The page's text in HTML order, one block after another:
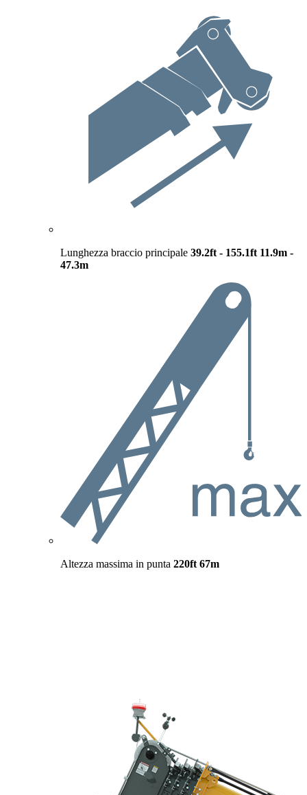
Lunghezza braccio principale 39.2ft - 155.1ft 11.9m -
47.3m
Altezza massima in punta 220ft 67m